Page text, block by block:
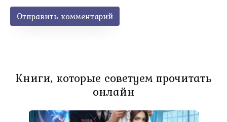
Книги, которые советуем прочитать
онлайн